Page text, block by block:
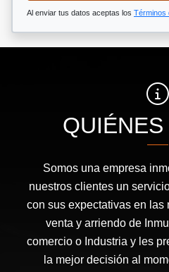
Al enviar tus datos aceptas los Términos
Somos una empresa
nuestros clientes un
con sus expectativas en las
venta y arriendo de
comercio o Industria y les
la mejor decisión al